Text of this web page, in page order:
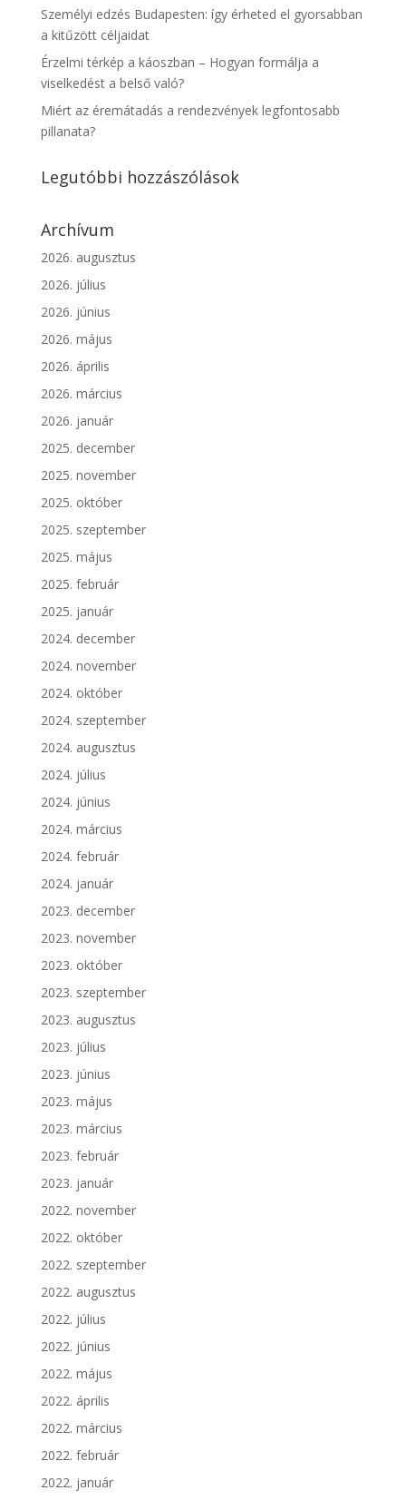
Személyi edzés Budapesten: így érheted el gyorsabban
a kitűzött céljaidat
Érzelmi térkép a káoszban – Hogyan formálja a
viselkedést a belső való?
Miért az éremátadás a rendezvények legfontosabb
pillanata?
Legutóbbi hozzászólások
Archívum
2026. augusztus
2026. július
2026. június
2026. május
2026. április
2026. március
2026. január
2025. december
2025. november
2025. október
2025. szeptember
2025. május
2025. február
2025. január
2024. december
2024. november
2024. október
2024. szeptember
2024. augusztus
2024. július
2024. június
2024. március
2024. február
2024. január
2023. december
2023. november
2023. október
2023. szeptember
2023. augusztus
2023. július
2023. június
2023. május
2023. március
2023. február
2023. január
2022. november
2022. október
2022. szeptember
2022. augusztus
2022. július
2022. június
2022. május
2022. április
2022. március
2022. február
2022. január